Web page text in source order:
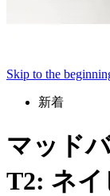
Skip to the
新着
マッド
T2: ネイ